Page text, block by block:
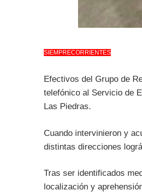
SIEMPRECORRIENTES
Efectivos del Grupo de
telefónico al Servicio de
Las Piedras.
Cuando intervinieron y
distintas direcciones
Tras ser identificados
localización y